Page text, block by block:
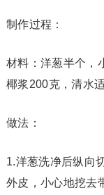
制作过程：
材料：洋葱半个，
椰浆200克，清水
做法：
1.洋葱洗净后纵向
外皮，小心地挖去